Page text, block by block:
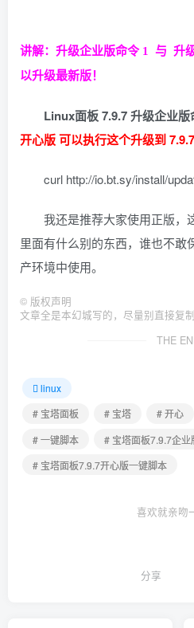
讲解：升级企业版命令 1 与 升
以升级最新版！
Linux面板 7.9.7 升级企业版
开心版 可以执行这个升级到 7.9.7
curl http://io.bt.sy/install/
我还是推荐大家使用正版，
里面有什么别的东西，谁也不敢
产环境中使用。
© 版权声明
文章全是本幻城写的，尽量别直接复
THE
linux
# 宝塔面板
# 宝塔 # 开心
# 一键脚本
# 宝塔面板7.9.7企
# 宝塔面板7.9.7开心版一键脚本
喜欢就亲吻
分享